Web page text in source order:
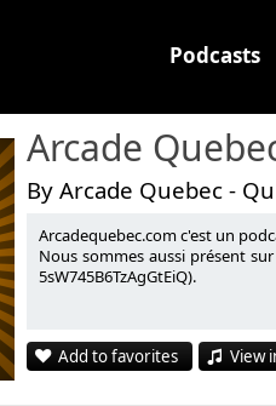
Podcasts
Arcade
By Arcade Quebec -
Arcadequebec.com c'est un
Nous sommes aussi présent
5sW745B6TzAgGtEiQ).
Add to favorites View
by email
que vous avez acheté
l'enregistrement du
DXVLD-OvhLU